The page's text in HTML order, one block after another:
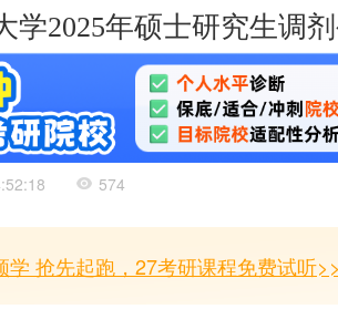
学2025年硕士研究生调
574
学 抢先起跑，27考研课程免费试听